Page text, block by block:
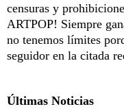
censuras y
ARTPOP! Siempre
no tenemos límites
seguidor en la citada
Últimas Noticias